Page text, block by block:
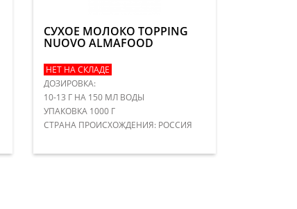
СУХОЕ МОЛОКО TOPPING
NUOVO ALMAFOOD
НЕТ НА СКЛАДЕ
ДОЗИРОВКА:
10-13 Г НА 150 МЛ ВОДЫ
УПАКОВКА 1000 Г
​СТРАНА ПРОИСХОЖДЕНИЯ: РОССИЯ